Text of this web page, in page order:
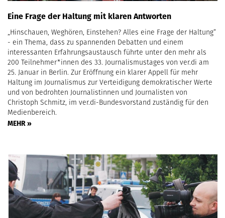
Eine Frage der Haltung mit klaren Antworten
„Hinschauen, Weghören, Einstehen? Alles eine Frage der Haltung“
- ein Thema, dass zu spannenden Debatten und einem
interessanten Erfahrungsaustausch führte unter den mehr als
200 Teilnehmer*innen des 33. Journalismustages von ver.di am
25. Januar in Berlin. Zur Eröffnung ein klarer Appell für mehr
Haltung im Journalismus zur Verteidigung demokratischer Werte
und von bedrohten Journalistinnen und Journalisten von
Christoph Schmitz, im ver.di-Bundesvorstand zuständig für den
Medienbereich.
MEHR »